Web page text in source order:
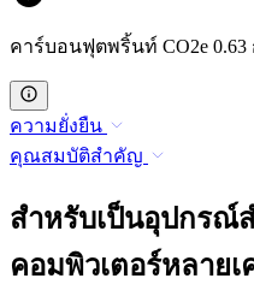
คาร์บอนฟุตพริ้นท์ CO2e 0.63
ความยั่งยืน
คุณสมบัติสำคัญ
สำหรับเป็นอุปกรณ์
คอมพิวเตอร์หลายเ